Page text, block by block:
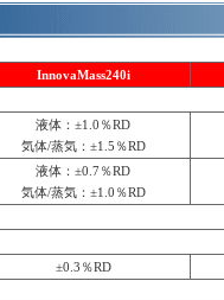
InnovaMass240i
液体：±1.0％RD
気体/蒸気：±1.5％RD
液体：±0.7％RD
気体/蒸気：±1.0％RD
±0.3％RD